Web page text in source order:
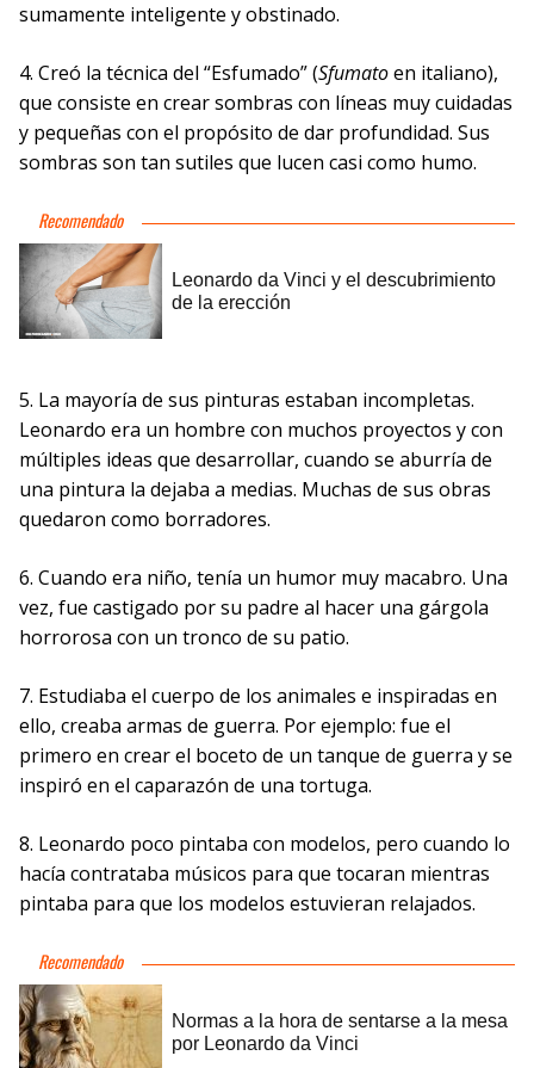
sumamente inteligente y obstinado.
4. Creó la técnica del “Esfumado” (Sfumatoen italiano),
que consiste en crear sombras con líneas muy cuidadas
y pequeñas con el propósito de dar profundidad. Sus
sombras son tan sutiles que lucen casi como humo.
5. La mayoría de sus pinturas estaban incompletas.
Leonardo era un hombre con muchos proyectos y con
múltiples ideas que desarrollar, cuando se aburría de
una pintura la dejaba a medias. Muchas de sus obras
quedaron como borradores.
6. Cuando era niño, tenía un humor muy macabro. Una
vez, fue castigado por su padre al hacer una gárgola
horrorosa con un tronco de su patio.
7. Estudiaba el cuerpo de los animales e inspiradas en
ello, creaba armas de guerra. Por ejemplo: fue el
primero en crear el boceto de un tanque de guerra y se
inspiró en el caparazón de una tortuga.
8. Leonardo poco pintaba con modelos, pero cuando lo
hacía contrataba músicos para que tocaran mientras
pintaba para que los modelos estuvieran relajados.